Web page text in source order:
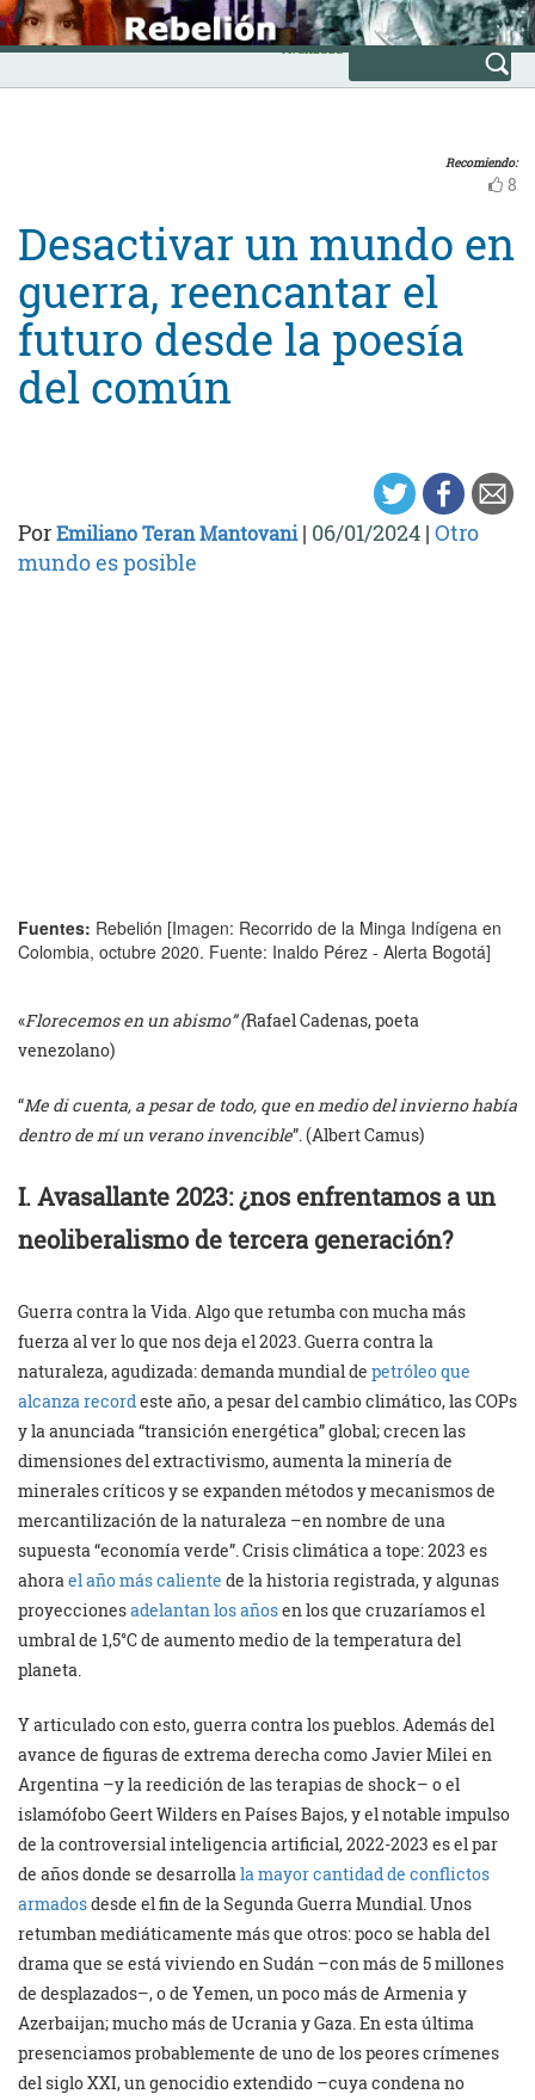
Skip
to
content
INICIO
Avanzada
Recomiendo:
8
Desactivar un mundo en
guerra, reencantar el
futuro desde la poesía
del común
PorEmiliano Teran Mantovani| 06/01/2024 | Otro
mundo es posible
Fuentes: Rebelión [Imagen: Recorrido de la Minga Indígena en
Colombia, octubre 2020. Fuente: Inaldo Pérez - Alerta Bogotá]
«Florecemos en un abismo” (Rafael Cadenas, poeta
venezolano)
“Me di cuenta, a pesar de todo, que en medio del invierno había
dentro de mí un verano invencible”. (Albert Camus)
I. Avasallante 2023: ¿nos enfrentamos a un
neoliberalismo de tercera generación?
Guerra contra la Vida. Algo que retumba con mucha más
fuerza al ver lo que nos deja el 2023. Guerra contra la
naturaleza, agudizada: demanda mundial de petróleo que
alcanza recordeste año, a pesar del cambio climático, las COPs
y la anunciada “transición energética” global; crecen las
dimensiones del extractivismo, aumenta la minería de
minerales críticos y se expanden métodos y mecanismos de
mercantilización de la naturaleza –en nombre de una
supuesta “economía verde”. Crisis climática a tope: 2023 es
ahorael año más caliente de la historia registrada, y algunas
proyeccionesadelantan los añosen los que cruzaríamos el
umbral de 1,5°C de aumento medio de la temperatura del
planeta.
Y articulado con esto, guerra contra los pueblos. Además del
avance de figuras de extrema derecha como Javier Milei en
Argentina –y la reedición de las terapias de shock– o el
islamófobo Geert Wilders en Países Bajos, y el notable impulso
de la controversial inteligencia artificial, 2022-2023 es el par
de años donde se desarrollala mayor cantidad de conflictos
armadosdesde el fin de la Segunda Guerra Mundial. Unos
retumban mediáticamente más que otros: poco se habla del
drama que se está viviendo en Sudán –con más de 5 millones
de desplazados–, o de Yemen, un poco más de Armenia y
Azerbaijan; mucho más de Ucrania y Gaza. En esta última
presenciamos probablemente de uno de los peores crímenes
del siglo XXI, un genocidio extendido –cuya condena no